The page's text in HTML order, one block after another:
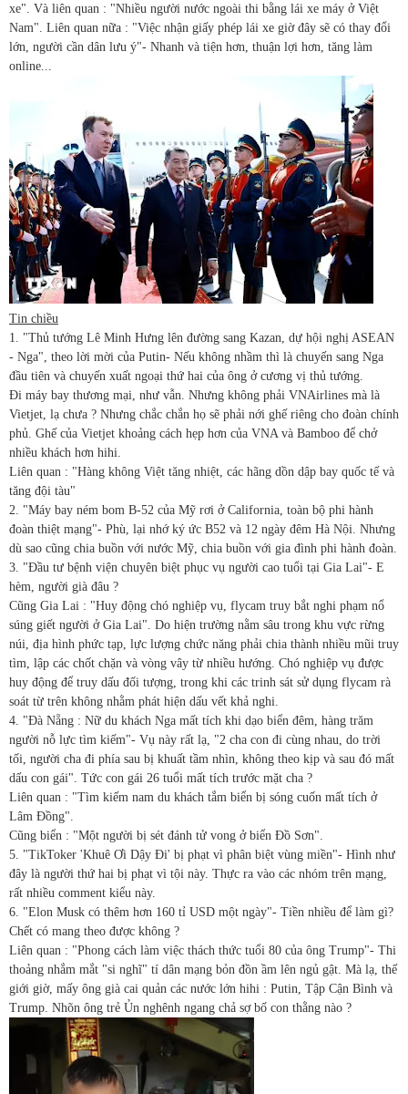
xe". Và liên quan : "Nhiều người nước ngoài thi bằng lái xe máy ở Việt
Nam". Liên quan nữa : "Việc nhận giấy phép lái xe giờ đây sẽ có thay đổi
lớn, người cần dân lưu ý"- Nhanh và tiện hơn, thuận lợi hơn, tăng làm
online...
Tin chiều
1. "Thủ tướng Lê Minh Hưng lên đường sang Kazan, dự hội nghị ASEAN
- Nga", theo lời mời của Putin- Nếu không nhầm thì là chuyến sang Nga
đầu tiên và chuyến xuất ngoại thứ hai của ông ở cương vị thủ tướng.
Đi máy bay thương mại, như vẫn. Nhưng không phải VNAirlines mà là
Vietjet, lạ chưa ? Nhưng chắc chắn họ sẽ phải nới ghế riêng cho đoàn chính
phủ. Ghế của Vietjet khoảng cách hẹp hơn của VNA và Bamboo để chở
nhiều khách hơn hihi.
Liên quan : "Hàng không Việt tăng nhiệt, các hãng dồn dập bay quốc tế và
tăng đội tàu"
2. "Máy bay ném bom B-52 của Mỹ rơi ở California, toàn bộ phi hành
đoàn thiệt mạng"- Phù, lại nhớ ký ức B52 và 12 ngày đêm Hà Nội. Nhưng
dù sao cũng chia buồn với nước Mỹ, chia buồn với gia đình phi hành đoàn.
3. "Đầu tư bệnh viện chuyên biệt phục vụ người cao tuổi tại Gia Lai"- E
hèm, người già đâu ?
Cũng Gia Lai : "Huy động chó nghiệp vụ, flycam truy bắt nghi phạm nổ
súng giết người ở Gia Lai". Do hiện trường nằm sâu trong khu vực rừng
núi, địa hình phức tạp, lực lượng chức năng phải chia thành nhiều mũi truy
tìm, lập các chốt chặn và vòng vây từ nhiều hướng. Chó nghiệp vụ được
huy động để truy dấu đối tượng, trong khi các trinh sát sử dụng flycam rà
soát từ trên không nhằm phát hiện dấu vết khả nghi.
4. "Đà Nẵng : Nữ du khách Nga mất tích khi dạo biển đêm, hàng trăm
người nỗ lực tìm kiếm"- Vụ này rất lạ, "2 cha con đi cùng nhau, do trời
tối, người cha đi phía sau bị khuất tầm nhìn, không theo kịp và sau đó mất
dấu con gái". Tức con gái 26 tuổi mất tích trước mặt cha ?
Liên quan : "Tìm kiếm nam du khách tắm biển bị sóng cuốn mất tích ở
Lâm Đồng".
Cũng biển : "Một người bị sét đánh tử vong ở biển Đồ Sơn".
5. "TikToker 'Khuê Ơi Dậy Đi' bị phạt vì phân biệt vùng miền"- Hình như
đây là người thứ hai bị phạt vì tội này. Thực ra vào các nhóm trên mạng,
rất nhiều comment kiểu này.
6. "Elon Musk có thêm hơn 160 tỉ USD một ngày"- Tiền nhiều để làm gì?
Chết có mang theo được không ?
Liên quan : "Phong cách làm việc thách thức tuổi 80 của ông Trump"- Thi
thoảng nhắm mắt "si nghĩ" tí dân mạng bỏn đồn ầm lên ngủ gật. Mà lạ, thế
giới giờ, mấy ông già cai quản các nước lớn hihi : Putin, Tập Cận Bình và
Trump. Nhõn ông trẻ Ủn nghênh ngang chả sợ bố con thằng nào ?